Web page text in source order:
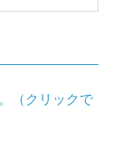
（クリックで